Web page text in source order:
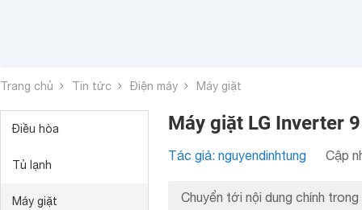
Trang chủ Tin tức Điện máy Máy giặt
Điều hòa
Tủ lạnh
Máy giặt
Máy giặt LG Inverter
Tác giả: nguyendinhtung Cập
Chuyển tới nội dung chính trong